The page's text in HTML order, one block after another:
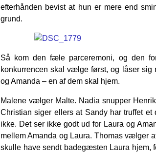
efterhånden bevist at hun er mere end
grund.
Så kom den fæle parceremoni, og den
konkurrencen skal vælge først, og låser
og Amanda – en af dem skal hjem.
Malene vælger Malte. Nadia snupper
Christian siger ellers at Sandy har truffet
ikke. Det ser ikke godt ud for Laura og
mellem Amanda og Laura. Thomas vælger
skulle have sendt badegæsten Laura hjem,